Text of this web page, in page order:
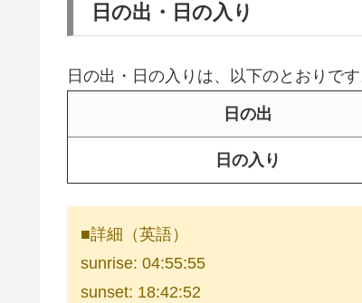
日の出・日の入り
日の出・日の入りは、以下のとおりです
日の出
日の入り
■詳細（英語）
sunrise: 04:55:55
sunset: 18:42:52